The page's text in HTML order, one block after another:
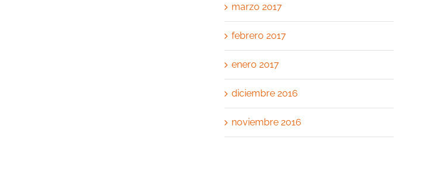
marzo 2017
febrero 2017
enero 2017
diciembre 2016
noviembre 2016